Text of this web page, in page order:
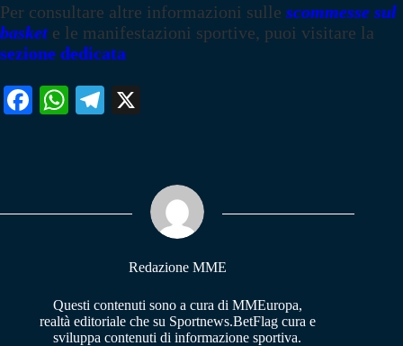
Per consultare altre informazioni sulle scommesse sul
basket e le manifestazioni sportive, puoi visitare la
sezione dedicata
Fa W
pp
Te
m
Redazione MME
Questi contenuti sono a cura di MMEuropa,
realtà editoriale che su Sportnews.BetFlag cura e
sviluppa contenuti di informazione sportiva.